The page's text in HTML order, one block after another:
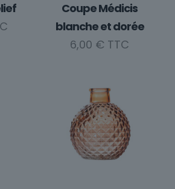
Coupe Médicis
blanche et dorée
6,00 €